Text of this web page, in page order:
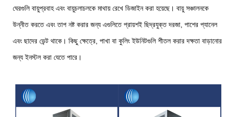
ঘেরগুলি বায়ুপ্রবাহ এবং বায়ুচলাচলকে মাথায় রেখে ডিজাইন করা হয়েছে। বায়ু সঞ্চালনকে
উন্নীত করতে এবং তাপ নষ্ট করার জন্য এগুলিতে প্রায়শই ছিদ্রযুক্ত দরজা, পাশের প্যানেল
এবং ছাদের ভেন্ট থাকে। কিছু ক্ষেত্রে, পাখা বা কুলিং ইউনিটগুলি শীতল করার দক্ষতা বাড়ানোর
জন্য ইনস্টল করা যেতে পারে।